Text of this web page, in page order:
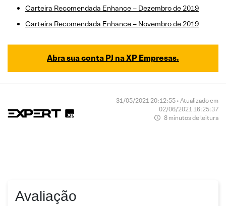
Carteira Recomendada Enhance – Dezembro de 2019
Carteira Recomendada Enhance – Novembro de 2019
Abra sua conta PJ na XP Empresas.
31/05/2021 20:12:55 • Atualizado em
02/06/2021 16:25:37
8 minutos de leitura
Avaliação